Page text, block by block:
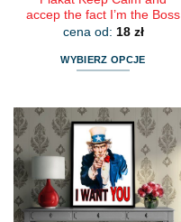
accep the fact I’m the Boss
cena od: 18 zł
WYBIERZ OPCJE
ma
wiele
wariantów.
Opcje
można
wybrać